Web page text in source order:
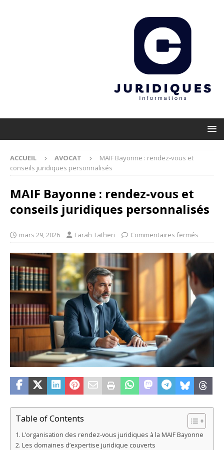
ACCUEIL AVOCAT
MAIF Bayonne : rendez-vous et
conseils juridiques personnalisés
MAIF Bayonne : rendez-vous et
conseils juridiques personnalisés
mars 29, 2026 Farah Tatheri Commentaires fermés
Table of Contents
L’organisation des rendez-vous juridiques à la MAIF Bayonne
Les domaines d’expertise juridique couverts